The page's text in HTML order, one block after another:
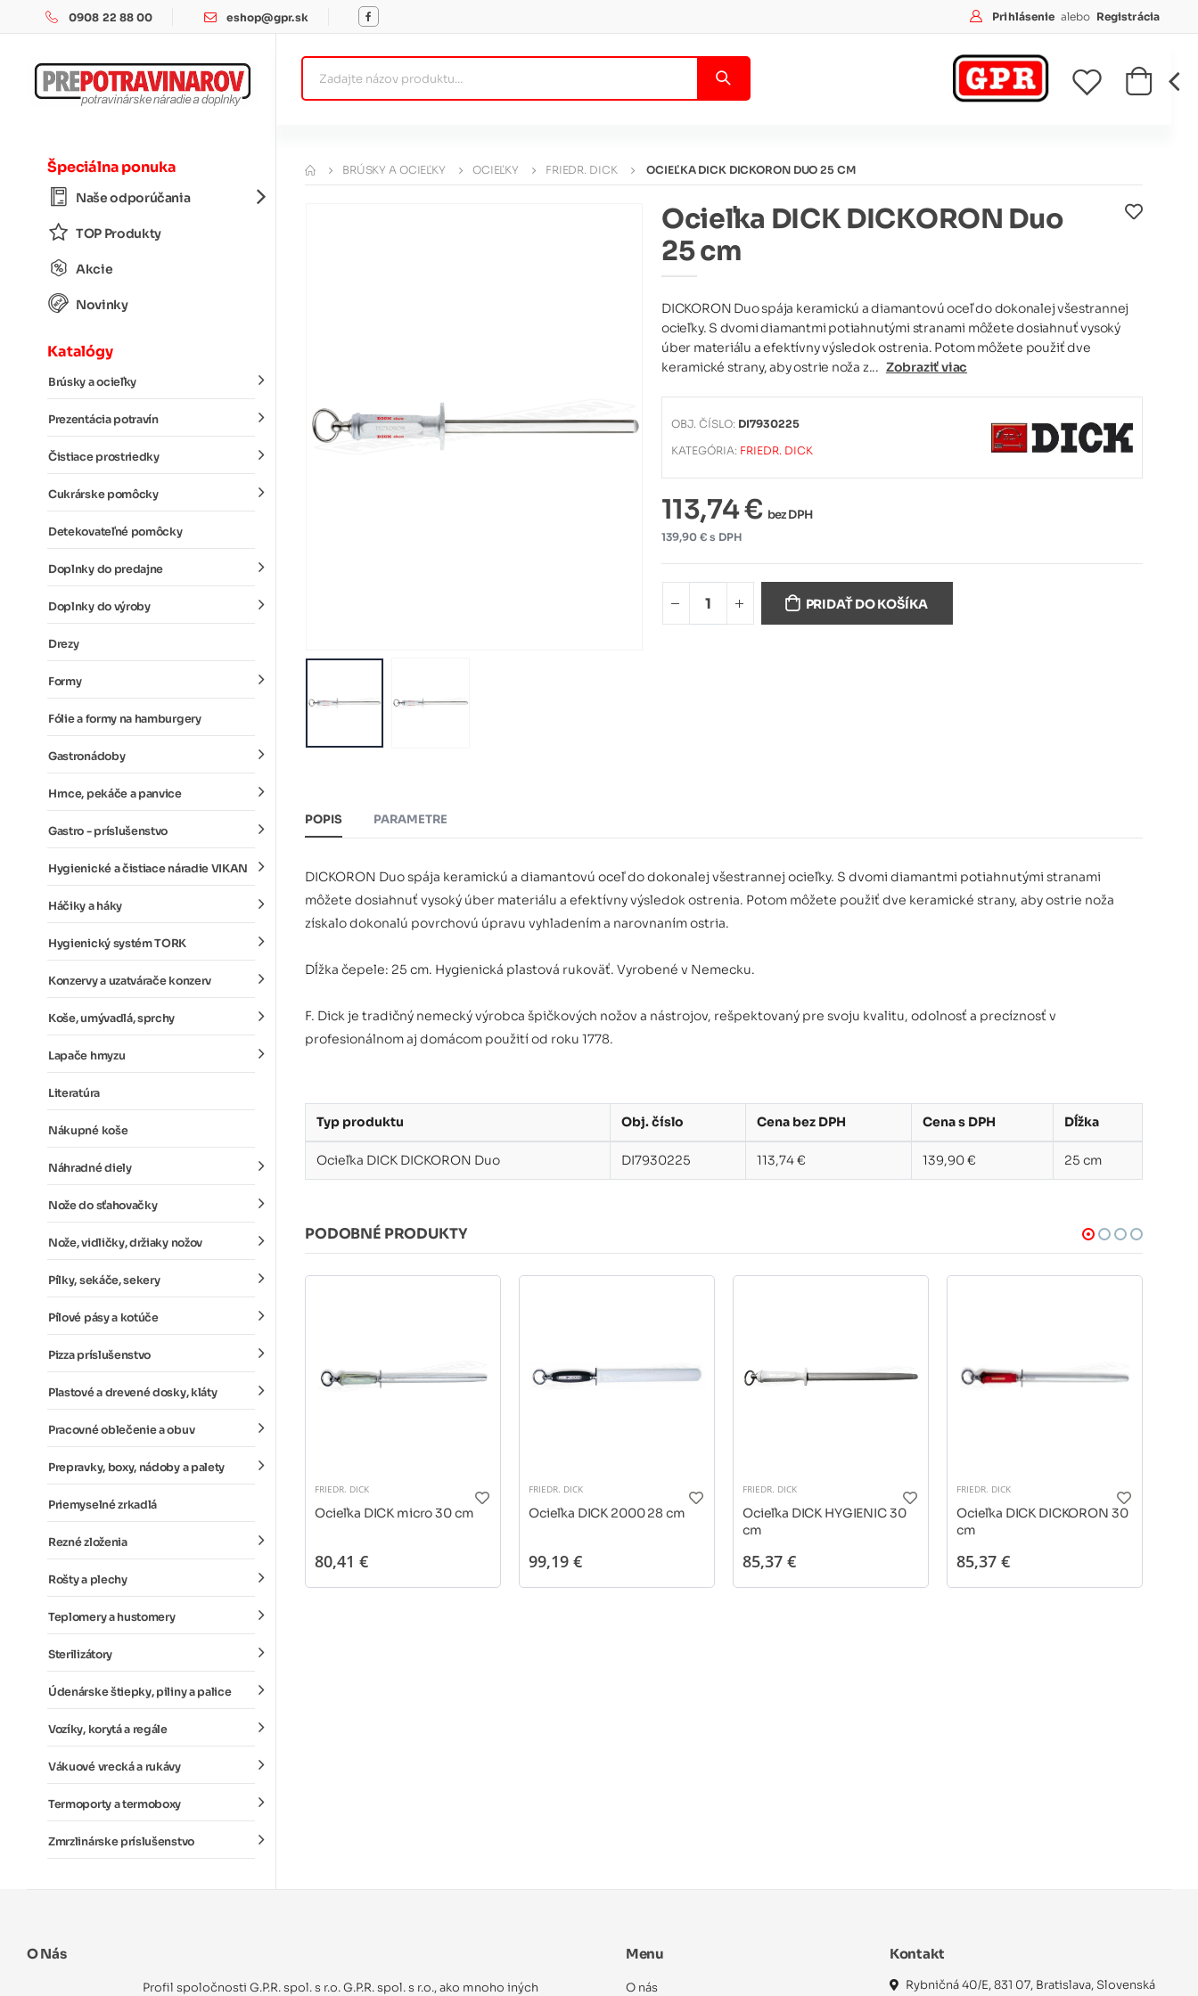
0908 22 88 00 eshop@gpr.sk Prihlásenie alebo Registrácia
Špeciálna ponuka
Naše odporúčania
TOP Produkty
Akcie
Novinky
Katalógy
Brúsky a ocieľky
Prezentácia potravín
Čistiace prostriedky
Cukrárske pomôcky
Detekovateľné pomôcky
Doplnky do predajne
Doplnky do výroby
Drezy
Formy
Fólie a formy na hamburgery
Gastronádoby
Hrnce, pekáče a panvice
Gastro - príslušenstvo
Hygienické a čistiace náradie VIKAN
Háčiky a háky
Hygienický systém TORK
Konzervy a uzatvárače konzerv
Koše, umývadlá, sprchy
Lapače hmyzu
Literatúra
Nákupné koše
Náhradné diely
Nože do sťahovačky
Nože, vidličky, držiaky nožov
Pílky, sekáče, sekery
Pílové pásy a kotúče
Pizza príslušenstvo
Plastové a drevené dosky, kláty
Pracovné oblečenie a obuv
Prepravky, boxy, nádoby a palety
Priemyselné zrkadlá
Rezné zloženia
Rošty a plechy
Teplomery a hustomery
Sterilizátory
Údenárske štiepky, piliny a palice
Vozíky, korytá a regále
Vákuové vrecká a rukávy
Termoporty a termoboxy
Zmrzlinárske príslušenstvo
BRÚSKY A OCIEĽKY OCIEĽKY FRIEDR. DICK OCIEĽKA DICK DICKORON DUO 25 CM
Ocieľka DICK DICKORON Duo
25 cm
DICKORON Duo spája keramickú a diamantovú oceľ do dokonalej všestrannej
ocieľky. S dvomi diamantmi potiahnutými stranami môžete dosiahnuť vysoký
úber materiálu a efektívny výsledok ostrenia. Potom môžete použiť dve
keramické strany, aby ostrie noža z... Zobraziť viac
OBJ. ČÍSLO: DI7930225
KATEGÓRIA: FRIEDR. DICK
113,74 € bez DPH
139,90 € s DPH
PRIDAŤ DO KOŠÍKA
POPIS PARAMETRE
DICKORON Duo spája keramickú a diamantovú oceľ do dokonalej všestrannej ocieľky. S dvomi diamantmi potiahnutými stranami
môžete dosiahnuť vysoký úber materiálu a efektívny výsledok ostrenia. Potom môžete použiť dve keramické strany, aby ostrie noža
získalo dokonalú povrchovú úpravu vyhladením a narovnaním ostria.
Dĺžka čepele: 25 cm. Hygienická plastová rukoväť. Vyrobené v Nemecku.
F. Dick je tradičný nemecký výrobca špičkových nožov a nástrojov, rešpektovaný pre svoju kvalitu, odolnosť a precíznosť v
profesionálnom aj domácom použití od roku 1778.
Typ produktu Obj. číslo Cena bez DPH Cena s DPH Dĺžka
Ocieľka DICK DICKORON Duo DI7930225 113,74 € 139,90 € 25 cm
PODOBNÉ PRODUKTY
FRIEDR. DICK
Ocieľka DICK micro 30 cm
80,41 €
FRIEDR. DICK
Ocieľka DICK 2000 28 cm
99,19 €
FRIEDR. DICK
Ocieľka DICK HYGIENIC 30
cm
85,37 €
FRIEDR. DICK
Ocieľka DICK DICKORON 30
cm
85,37 €
O Nás
Profil spoločnosti G.P.R. spol. s r.o. G.P.R. spol. s r.o., ako mnoho iných
Menu
O nás
Kontakt
Rybničná 40/E, 831 07, Bratislava, Slovenská